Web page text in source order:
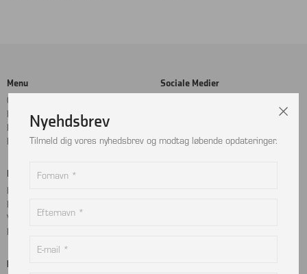
Menu
Cookie- og privatlivspolitik
Handelsbetingelser
Kontakt
Returnering
Sociale Medier
Betalingskort
MobilePay
Dankort
Visa
Mastercard
Kontakt
Nyehdsbrev
Tilmeld dig vores nyhedsbrev og modtag løbende opdateringer.